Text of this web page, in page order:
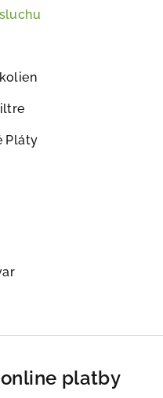
Pláty
platby